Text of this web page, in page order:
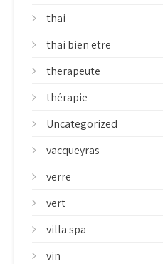
thai
thai bien etre
therapeute
thérapie
Uncategorized
vacqueyras
verre
vert
villa spa
vin